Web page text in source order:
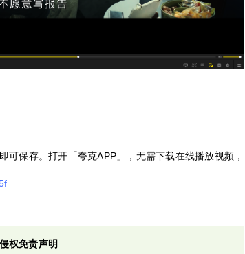
可保存。打开「夸克APP」，无需下载在线播放视频，
权免责声明